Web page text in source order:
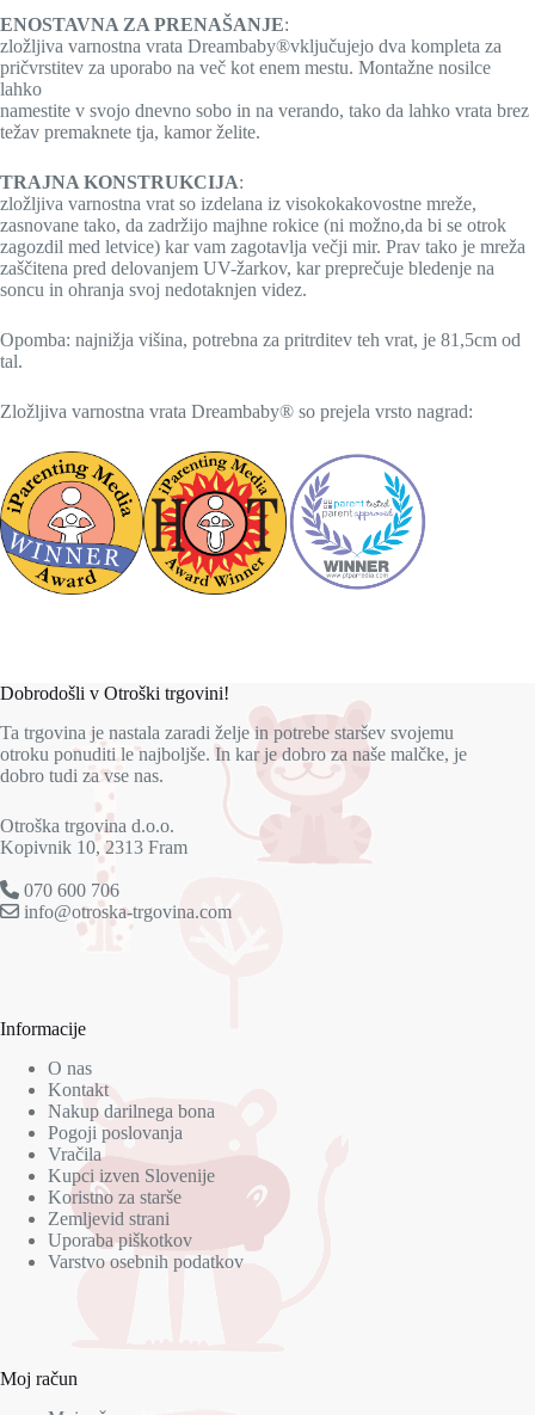
ENOSTAVNA ZA PRENAŠANJE:
zložljiva varnostna vrata Dreambaby®vključujejo dva kompleta za
pričvrstitev za uporabo na več kot enem mestu. Montažne nosilce
lahko
namestite v svojo dnevno sobo in na verando, tako da lahko vrata brez
težav premaknete tja, kamor želite.
TRAJNA KONSTRUKCIJA:
zložljiva varnostna vrat so izdelana iz visokokakovostne mreže,
zasnovane tako, da zadržijo majhne rokice (ni možno,da bi se otrok
zagozdil med letvice) kar vam zagotavlja večji mir. Prav tako je mreža
zaščitena pred delovanjem UV-žarkov, kar preprečuje bledenje na
soncu in ohranja svoj nedotaknjen videz.
Opomba: najnižja višina, potrebna za pritrditev teh vrat, je 81,5cm od
tal.
Zložljiva varnostna vrata Dreambaby® so prejela vrsto nagrad:
Dobrodošli v Otroški trgovini!
Ta trgovina je nastala zaradi želje in potrebe staršev svojemu
otroku ponuditi le najboljše. In kar je dobro za naše malčke, je
dobro tudi za vse nas.
Otroška trgovina d.o.o.
Kopivnik 10, 2313 Fram
070 600 706
info@otroska-trgovina.com
Informacije
O nas
Kontakt
Nakup darilnega bona
Pogoji poslovanja
Vračila
Kupci izven Slovenije
Koristno za starše
Zemljevid strani
Uporaba piškotkov
Varstvo osebnih podatkov
Moj račun